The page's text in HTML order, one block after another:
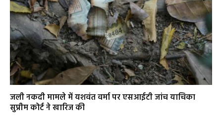
जली नकदी मामले में यशवंत वर्मा पर एसआईटी जांच याचिका
सुप्रीम कोर्ट ने खारिज की